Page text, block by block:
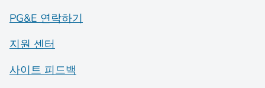
PG&E 연락하기
지원 센터
사이트 피드백